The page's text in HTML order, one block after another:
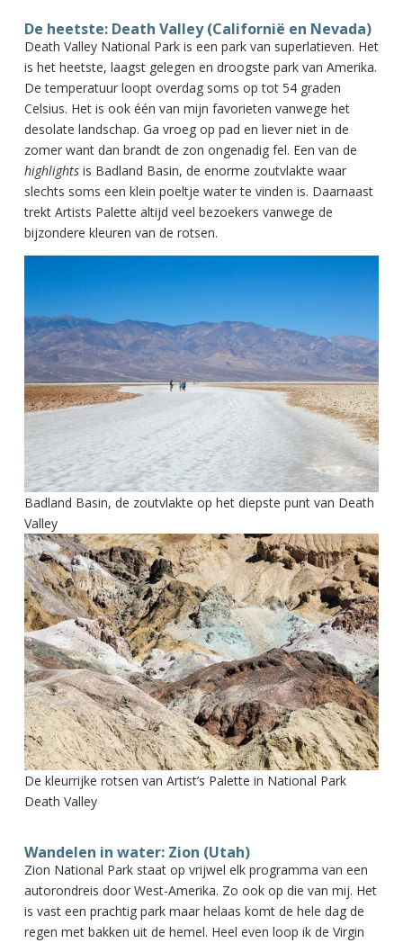
De heetste: Death Valley (Californië en Nevada)
Death Valley National Park is een park van superlatieven. Het
is het heetste, laagst gelegen en droogste park van Amerika.
De temperatuur loopt overdag soms op tot 54 graden
Celsius. Het is ook één van mijn favorieten vanwege het
desolate landschap. Ga vroeg op pad en liever niet in de
zomer want dan brandt de zon ongenadig fel. Een van de
highlightsis Badland Basin, de enorme zoutvlakte waar
slechts soms een klein poeltje water te vinden is. Daarnaast
trekt Artists Palette altijd veel bezoekers vanwege de
bijzondere kleuren van de rotsen.
Badland Basin, de zoutvlakte op het diepste punt van Death
Valley
De kleurrijke rotsen van Artist’s Palette in National Park
Death Valley
Wandelen in water: Zion (Utah)
Zion National Park staat op vrijwel elk programma van een
autorondreis door West-Amerika. Zo ook op die van mij. Het
is vast een prachtig park maar helaas komt de hele dag de
regen met bakken uit de hemel. Heel even loop ik de Virgin